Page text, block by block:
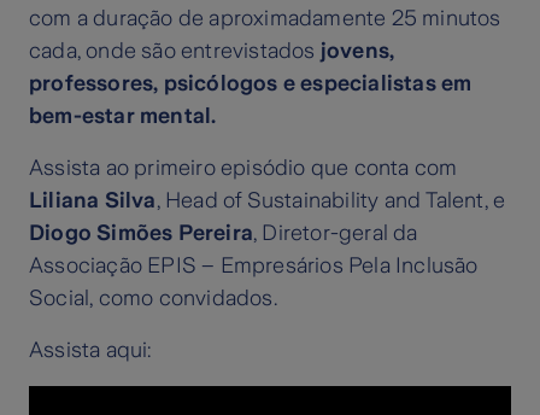
com a duração de aproximadamente 25 minutos
cada, onde são entrevistados jovens,
professores, psicólogos e especialistas em
bem-estar mental.
Assista ao primeiro episódio que conta com
Liliana Silva, Head of Sustainability and Talent, e
Diogo Simões Pereira, Diretor-geral da
Associação EPIS – Empresários Pela Inclusão
Social, como convidados.
Assista aqui: